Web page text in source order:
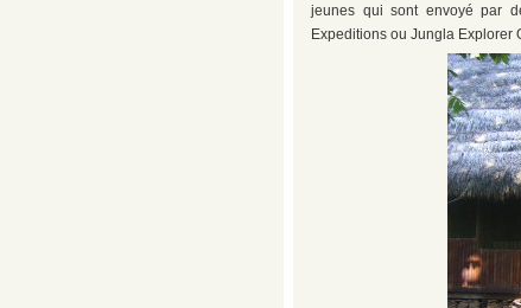
jeunes qui sont envoyé par
Expeditions ou Jungla Explorer